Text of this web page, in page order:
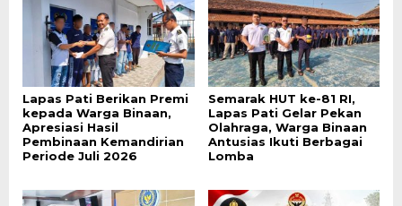
Lapas Pati Berikan Premi
kepada Warga Binaan,
Apresiasi Hasil
Pembinaan Kemandirian
Periode Juli 2026
Semarak HUT ke-81 RI,
Lapas Pati Gelar Pekan
Olahraga, Warga Binaan
Antusias Ikuti Berbagai
Lomba